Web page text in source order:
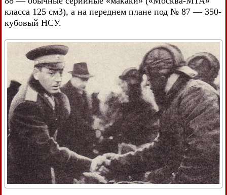
класса 125 см3), а на переднем плане под № 87 — 350-
кубовый НСУ.